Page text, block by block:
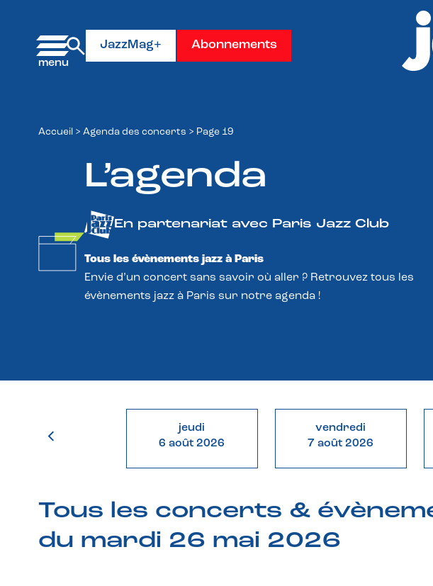
JazzMag+ Abonnements
Accueil > Agenda des concerts > Page 19
L’agenda
En partenariat avec Paris Jazz Club
Tous les évènements jazz à Paris
Envie d’un concert sans savoir où aller ? Retrouvez tous les
évènements jazz à Paris sur notre agenda !
jeudi
6 août 2026
vendredi
7 août 2026
Tous les concerts &
du mardi 26 mai 2026